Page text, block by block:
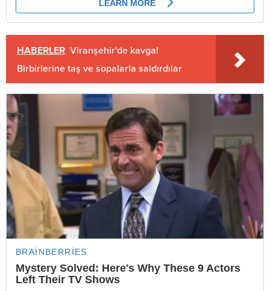
HABERLER Viranşehir'de kavga!
Birbirlerine taş ve sopalarla saldırdılar